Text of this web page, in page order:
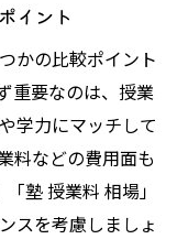
イント
かの比較ポイント
重要なのは、授業
学力にマッチして
料などの費用面も
塾 授業料 相場」
スを考慮しましょ